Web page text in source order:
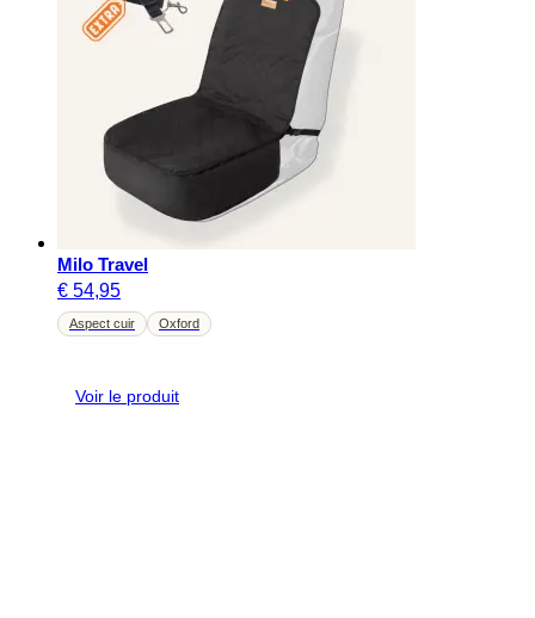
Milo Travel
€ 54,95
Aspect cuir Oxford
Voir le produit